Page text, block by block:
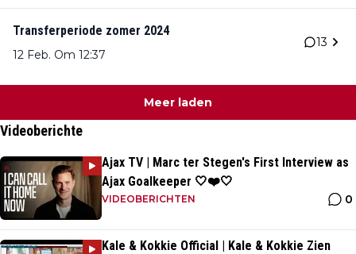
Transferperiode zomer 2024
12 Feb. Om 12:37
13
Meer laden
Videoberichte
Ajax TV | Marc ter Stegen's First Interview as
Ajax Goalkeeper 🤍❤️🤍
VIDEOBERICHTEN 0
Kale & Kokkie Official | Kale & Kokkie Zien